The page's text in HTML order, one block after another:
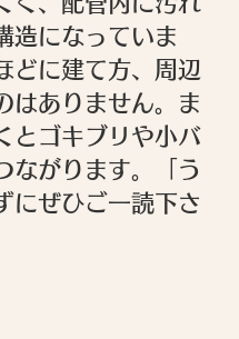
造になっていま
どに建て方、周辺
はありません。ま
とゴキブリや小バ
ながります。「う
にぜひご一読下さ